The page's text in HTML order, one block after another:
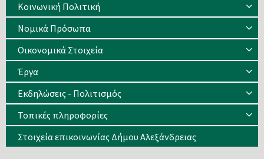
Κοινωνική Πολιτική
Νομικά Πρόσωπα
Οικονομικά Στοιχεία
Έργα
Εκδηλώσεις - Πολιτισμός
Τοπικές πληροφορίες
Στοιχεία επικοινωνίας Δήμου Αλεξάνδρειας